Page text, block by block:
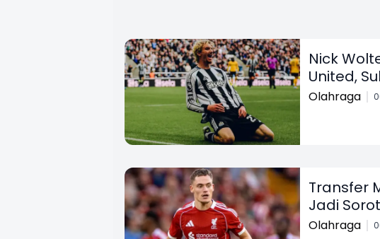
Nick
United,
Olahraga
Transfer
Jadi
Olahraga